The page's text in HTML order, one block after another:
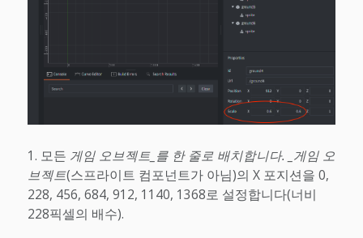
모든 게임 오브젝트_를 한 줄로 배치합니다. _게임 오
브젝트(스프라이트 컴포넌트가 아님)의 X 포지션을 0,
228, 456, 684, 912, 1140, 1368로 설정합니다(너비
228픽셀의 배수).